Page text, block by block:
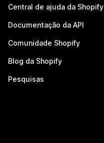
Central de ajuda da Shopify
Documentação da API
Comunidade Shopify
Blog da Shopify
Pesquisas